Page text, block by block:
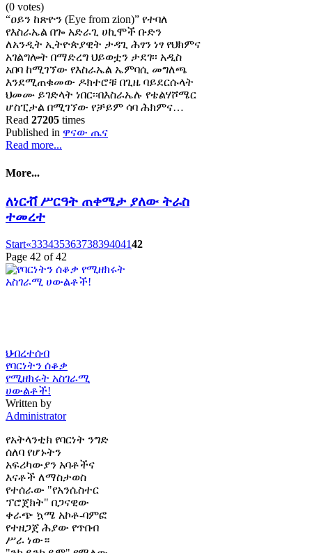
(0 votes)
“ዐይን ከጽዮን (Eye from zion)” የተባለ
የእስራኤል በጐ አድራጊ ሀኪሞች ቡድን
ለአንዲት ኢትዮጵያዊት ታዳጊ ሕፃን ነፃ የህክምና
አገልግሎት በማድረግ ህይወቷን ታደገ፡፡ አዲስ
አበባ ከሚገኘው የእስራኤል ኤምባሲ መግለጫ
እንደሚጠቁመው ዶክተሮቹ በጊዜ ባይደርሱላት
ህመሙ ይገድላት ነበር፡፡በእስራኤሉ የቴልሃሾሜር
ሆስፒታል በሚገኘው የቻይም ሳባ ሕክምና…
Read 27205 times
Published in ዋናው ጤና
Read more...
More...
ለነርቭ ሥርዓት ጠቀሜታ ያለው ትራስ
ተመረተ
Start«33343536373839404142
Page 42 of 42
ህብረተሰብ
የባርነትን ሰቆቃ
የሚዘክሩት አስገራሚ
ሀውልቶች!
Written by
Administrator
የአትላንቲክ የባርነት ንግድ
ሰለባ የሆኑትን
አፍሪካውያን አባቶችና
እናቶች ለማስታወስ
የተሰራው "የአንሴስተር
ፕሮጀክት" በጋናዊው
ቀራጭ ኳሜ አኮቶ-ባምፎ
የተዘጋጀ ሕያው የጥበብ
ሥራ ነው።